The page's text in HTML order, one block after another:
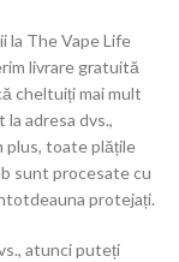
la The Vape Life
livrare gratuită
cheltuiți mai mult
adresa dvs.,
plus, toate plățile
sunt procesate cu
protejați.
atunci puteți